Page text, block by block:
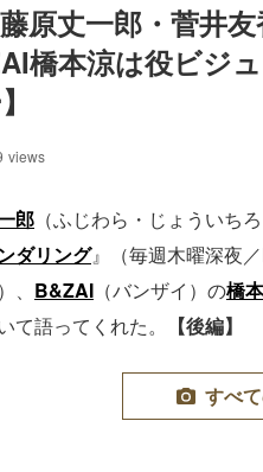
原丈一郎・菅井
橋本涼は役ビジ
views
郎 （ふじわら・じょういち
ダリング』（毎週木曜深夜
B&ZAI （バンザイ）の橋
て語ってくれた。
【後編】
すべ